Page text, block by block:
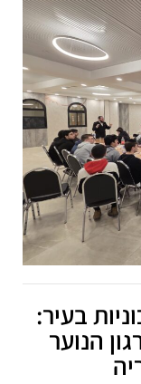
בעיר:
הנוער